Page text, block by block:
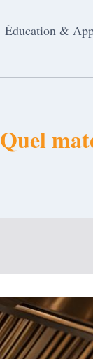
Éducation &
Quel